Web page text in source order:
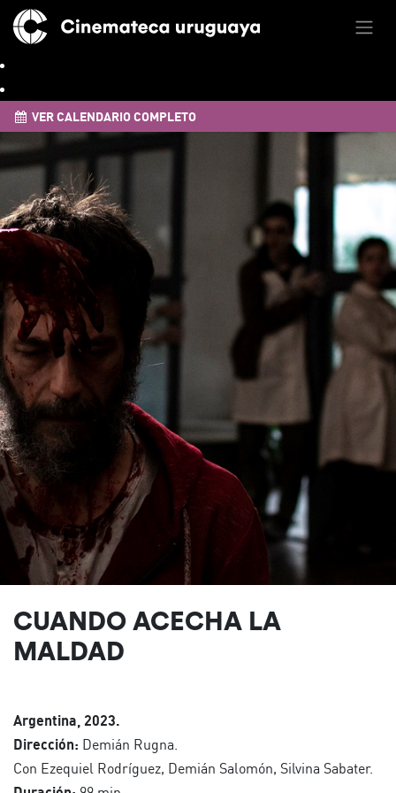
VER CALENDARIO COMPLETO
CUANDO ACECHA LA
MALDAD
Argentina, 2023.
Dirección: Demián Rugna.
Con Ezequiel Rodríguez, Demián Salomón, Silvina Sabater.